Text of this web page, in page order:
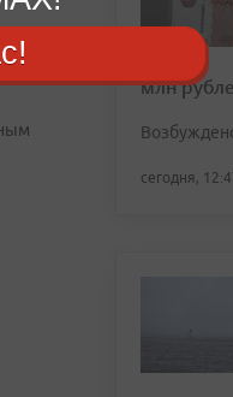
млн
сегодня,